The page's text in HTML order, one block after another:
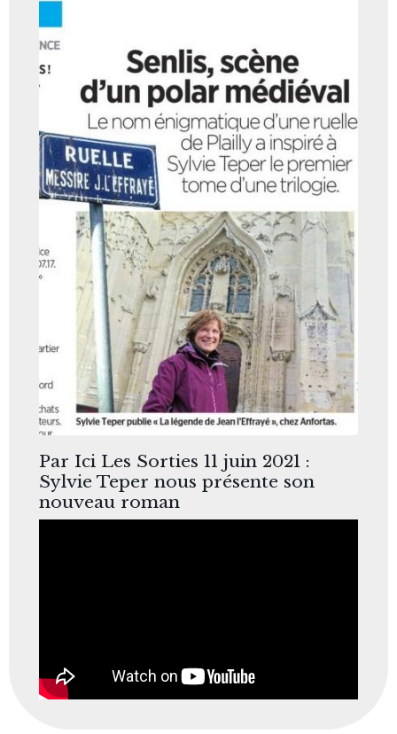
Par Ici Les Sorties 11 juin 2021 :
Sylvie Teper nous présente son
nouveau roman